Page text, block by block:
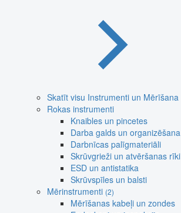
Skatīt visu Instrumenti un Mērīšana
Rokas instrumenti
Knaibles un pincetes
Darba galds un organizēšana
Darbnīcas palīgmateriāli
Skrūvgrieži un atvēršanas rīki
ESD un antistatika
Skrūvspīles un balsti
Mērinstrumenti (2)
Mērīšanas kabeļi un zondes